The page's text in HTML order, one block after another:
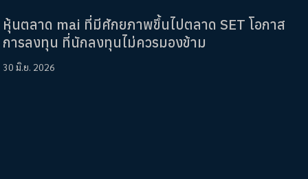
หุ้นตลาด mai ที่มีศักยภาพขึ้นไปตลาด SET โอกาส
การลงทุน ที่นักลงทุนไม่ควรมองข้าม
30 มิ.ย. 2026